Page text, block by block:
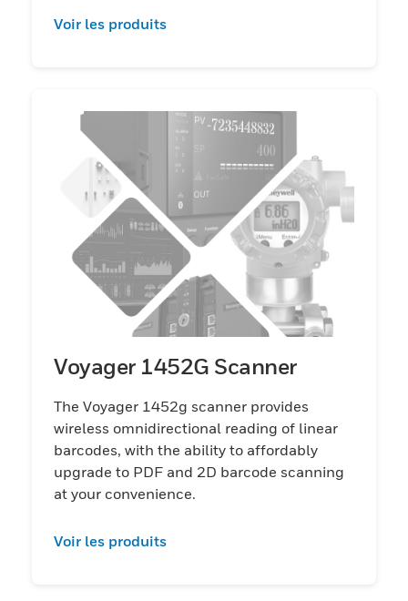
Voir les produits
Voyager 1452G Scanner
The Voyager 1452g scanner provides
wireless omnidirectional reading of linear
barcodes, with the ability to affordably
upgrade to PDF and 2D barcode scanning
at your convenience.
Voir les produits